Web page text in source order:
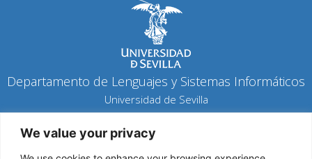
We value your privacy
Departamento de Lenguajes y Sistemas Informáticos
Universidad de Sevilla
Política de privacidad